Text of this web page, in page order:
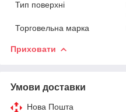
Тип поверхні
Торговельна марка
Приховати
Умови доставки
Нова Пошта